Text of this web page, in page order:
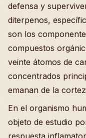
defensa y
diterpenos,
son los
compuestos
veinte átomos de
concentrados
emanan de la
En el organismo
objeto de estudio
respuesta